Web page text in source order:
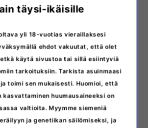
hours
questions
täysi-ikäisille
yli 18-vuotias vieraillaksesi
ehdot vakuutat, että olet
käytä sivustoa tai sillä esiintyviä
tarkoituksiin. Tarkista asuinmaasi
toimi sen mukaisesti. Huomioi, että
kasvattaminen huumausaineeksi on
valtioita. Myymme siemeniä
ja genetiikan säilömiseksi, ja